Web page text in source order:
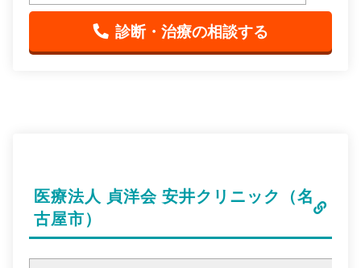
診断・治療の相談する
医療法人 貞洋会 安井クリニック（名
古屋市）